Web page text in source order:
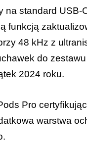
na standard USB-
funkcją
48 kHz z
do
2024 roku.
Pro
warstwa